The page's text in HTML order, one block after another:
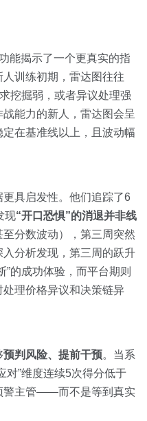
能揭示了一个更真实的指
人训练初期，雷达图往往
挖掘弱，或者异议处理强
能力的新人，雷达图会呈
在基准线以上，且波动幅
具启发性。他们追踪了6
现“开口恐惧”的消退并非线
分数波动），第三周突然
分析发现，第三周的跃升
”的成功体验，而平台期则
理价格异议和决策链异
预判风险、提前干预。当系
对”维度连续5次得分低于
警主管——而不是等到真实